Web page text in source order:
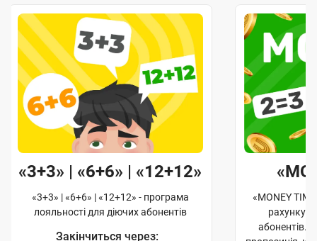
«3+3» | «6+6» | «12+12»
«3+3» | «6+6» | «12+12» - програма
лояльності для діючих абонентів
Закінчиться через:
«MONEY
рахунку
абонентів.